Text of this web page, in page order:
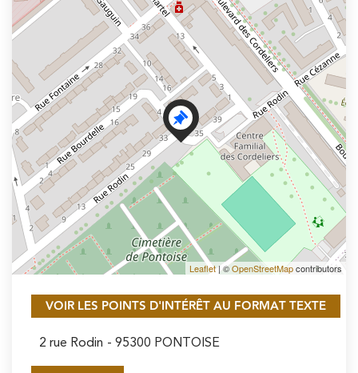
+
Leaflet| ©OpenStreetMapcontributors
VOIR LES POINTS D'INTÉRÊT AU FORMAT TEXTE
2 rue Rodin - 95300 PONTOISE